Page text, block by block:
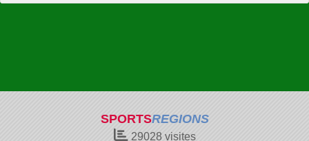
SPORTSREGIONS
29028visites